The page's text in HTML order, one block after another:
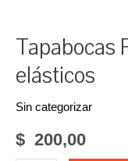
Tapabocas
elásticos
Sin categorizar
$ 200,00